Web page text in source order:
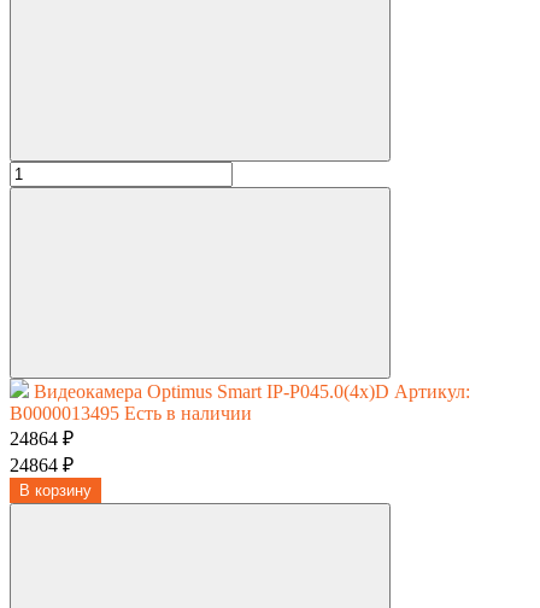
Видеокамера Optimus Smart IP-P045.0(4x)D Артикул:
В0000013495 Есть в наличии
24864 ₽
24864 ₽
В корзину